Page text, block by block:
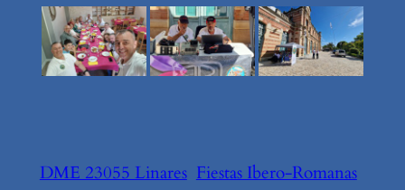
DME 23055 Linares Fiestas Ibero-Romanas